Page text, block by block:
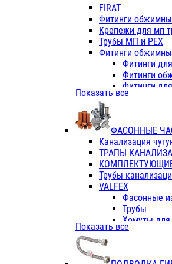
Фитинги ПП
VALFEX
Трубы PE-RT
Трубы ПП
Трубы ПП
Трубы
Трубы
Фитинги
Краны
ПК КОНТУР
Краны
Трубы
FIRAT
Фитинги
Крепежи для мп
Трубы МП и PEX
Фитинги
Фитинги
Фитинги
Фитинги
Фитинги
TK
VALFEX
Показать все
ФАСОННЫЕ
Канализация
ТРАПЫ
Трубы
VALFEX
Фасонные
Трубы
Хомуты для
ПВХ
Показать все